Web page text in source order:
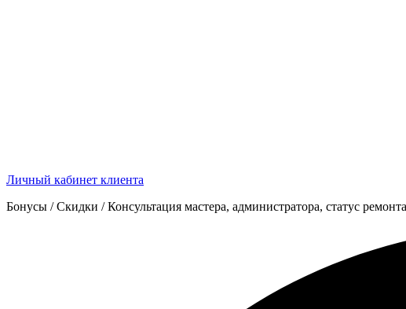
Личный кабинет клиента
Бонусы / Скидки / Консультация мастера, администратора, статус ремонта